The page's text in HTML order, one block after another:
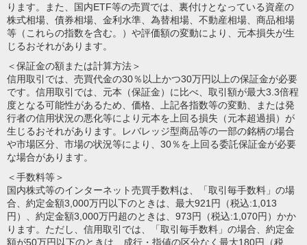
ります。また、国内ETF等の売買では、裏付けとなっている資産の
株式相場、債券相場、金利水準、為替相場、不動産相場、商品相場
等（これらの指数を含む。）や評価額の変動により、元本損失が生
じるおそれがあります。
＜保証金の額または計算方法＞
信用取引では、売買代金の30％以上かつ30万円以上の保証金が必要
です。信用取引では、元本（保証金）に比べ、取引額が最大3.3倍程
度となる可能性があるため、価格、上記各指数等の変動、または発
行者の信用状況の悪化等により元本を上回る損失（元本超過損）が
生じるおそれがあります。レバレッジ型商品等の一部の銘柄の場合
や市場区分、市場の状況等により、30％を上回る委託保証金が必要
な場合があります。
＜手数料等＞
国内株式等のインターネット売買手数料は、「取引毎手数料」の場
合、約定金額3,000万円以下のときは、最大921円（税込:1,013
円）、約定金額3,000万円超のときは、973円（税込:1,070円）かか
ります。ただし、信用取引では、「取引毎手数料」の場合、約定金
額が50万円以下のときは、成行・指値の区分なく最大180円（税